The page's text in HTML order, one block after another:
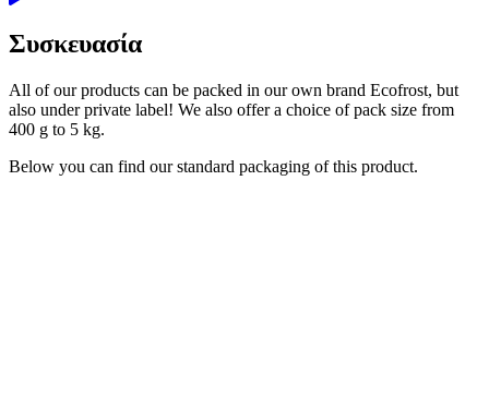
Συσκευασία
All of our products can be packed in our own brand Ecofrost, but
also under private label! We also offer a choice of pack size from
400 g to 5 kg.
Below you can find our standard packaging of this product.